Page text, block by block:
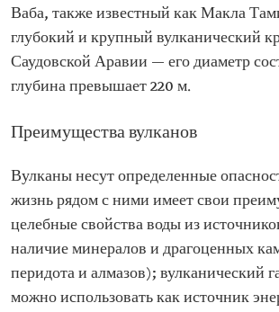
Ваба, также известный как Макла
глубокий и крупный вулканический
Саудовской Аравии — его диаметр
глубина превышает 220 м.
Преимущества вулканов
Вулканы несут определенные
жизнь рядом с ними имеет свои
целебные свойства воды из
наличие минералов и драгоценных
перидота и алмазов); вулканический
можно использовать как источник